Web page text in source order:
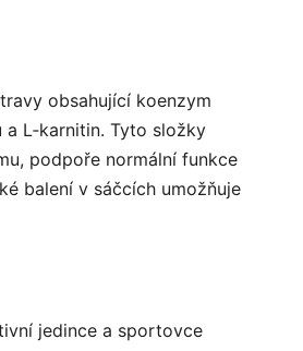
obsahující koenzym
a L‑karnitin. Tyto složky
podpoře normální funkce
balení v sáčcích umožňuje
jedince a sportovce